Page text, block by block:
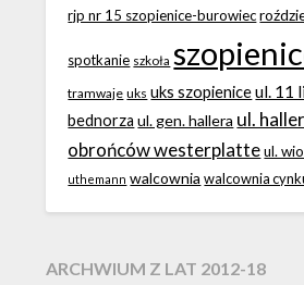
rjp nr 15 szopienice-burowiec
spotkanie szkoła
tramwaje uks uks szopienice ul. 11
bednorza ul. gen. hallera ul.
obrońców westerplatte ul.
uthemann walcownia walcownia
ARCHWIUM Z LAT 2012-18